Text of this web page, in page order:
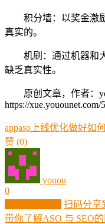
积分墙：以奖金激
真实的。
机刷：通过机器和
缺乏真实性。
原创文章，作者：
https://xue.youounet.com/
appaso 上线优化做好如
赞 (0)
youou
0
扫码分享
带你了解ASO 与 SEO的